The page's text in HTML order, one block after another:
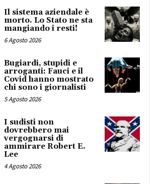
Il sistema aziendale è
morto. Lo Stato ne sta
mangiando i resti!
6 Agosto 2026
Bugiardi, stupidi e
arroganti: Fauci e il
Covid hanno mostrato
chi sono i giornalisti
5 Agosto 2026
I sudisti non
dovrebbero mai
vergognarsi di
ammirare Robert E.
Lee
4 Agosto 2026